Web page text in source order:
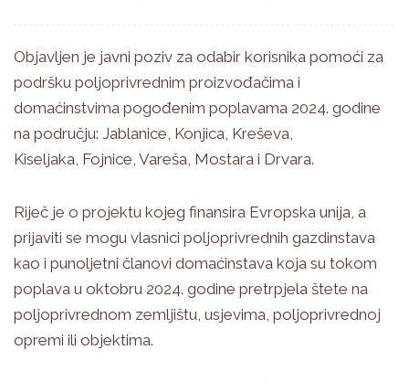
Objavljen je javni poziv za odabir korisnika pomoći za
podršku poljoprivrednim proizvođačima i
domaćinstvima pogođenim poplavama 2024. godine
na području: Jablanice, Konjica, Kreševa,
Kiseljaka, Fojnice, Vareša, Mostara i Drvara.
Riječ je o projektu kojeg finansira Evropska unija, a
prijaviti se mogu vlasnici poljoprivrednih gazdinstava
kao i punoljetni članovi domaćinstava koja su tokom
poplava u oktobru 2024. godine pretrpjela štete na
poljoprivrednom zemljištu, usjevima, poljoprivrednoj
opremi ili objektima.